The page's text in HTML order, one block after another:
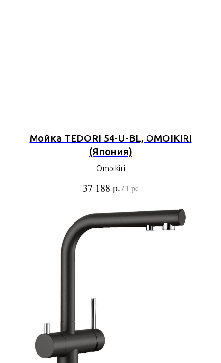
Мойка TEDORI 54-U-BL, OMOIKIRI
(Япония)
Omoikiri
37 188 р./ 1 pc